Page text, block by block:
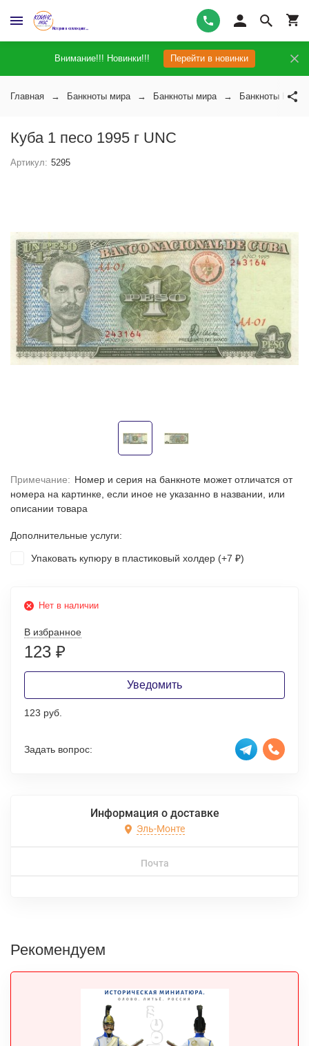
Внимание!!! Новинки!!! Перейти в новинки
Главная Банкноты мира Банкноты мира Банкноты Кубы
Куба 1 песо 1995 г UNC
Артикул: 5295
Примечание: Номер и серия на банкноте может отличатся от
номера на картинке, если иное не указанно в названии, или
описании товара
Дополнительные услуги:
Упаковать купюру в пластиковый холдер (+7 ₽)
Нет в наличии
В избранное
123 ₽
Уведомить
123 руб.
Задать вопрос:
Информация о доставке
Эль-Монте
Почта
Рекомендуем